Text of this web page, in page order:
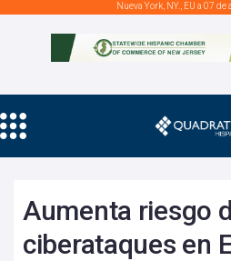
Nueva York, NY., EU a 07
Aumenta riesgo
ciberataques en